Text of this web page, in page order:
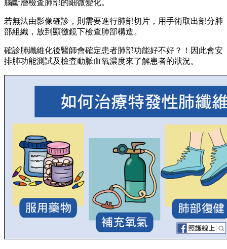
腦斷層檢査肺部的細微變化。
若無法由影像確診，則需要進行肺部切片，用手術取出部分肺
部組織，放到顯徼鏡下檢查肺部構造。
確診肺纖維化後醫師會確定患者肺部功能好不好？！因此會安
排肺功能測試及檢査動脈血氧濃度來了解患者的狀況。